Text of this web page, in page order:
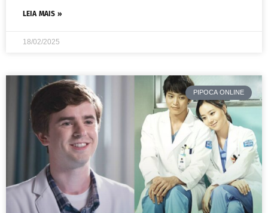
LEIA MAIS »
18/02/2025
PIPOCA ONLINE